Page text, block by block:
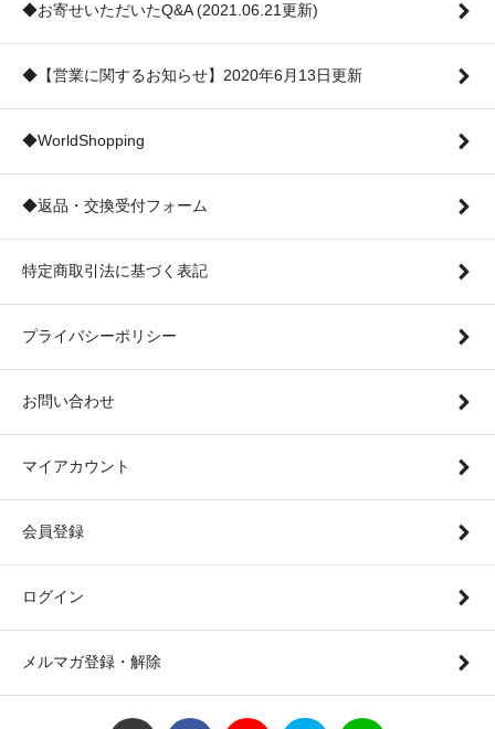
◆お寄せいただいたQ&A (2021.06.21更新)
◆【営業に関するお知らせ】2020年6月13日更新
◆WorldShopping
◆返品・交換受付フォーム
特定商取引法に基づく表記
プライバシーポリシー
お問い合わせ
マイアカウント
会員登録
ログイン
メルマガ登録・解除